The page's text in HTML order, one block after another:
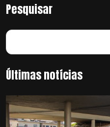
Pesquisar
Últimas notícias